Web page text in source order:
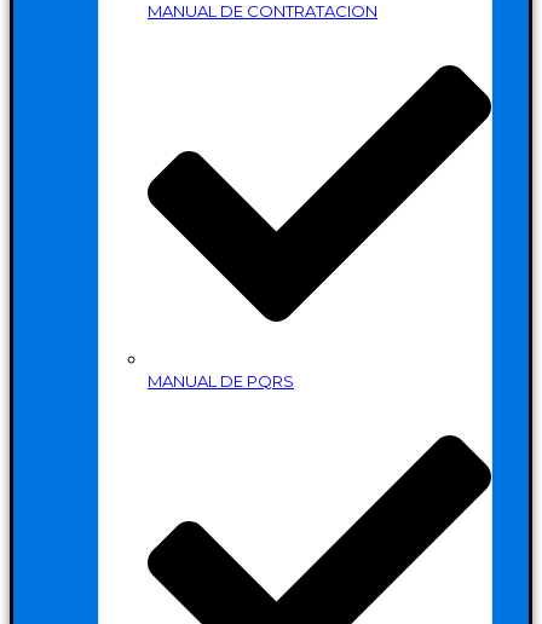
MANUAL DE CONTRATACION
MANUAL DE PQRS